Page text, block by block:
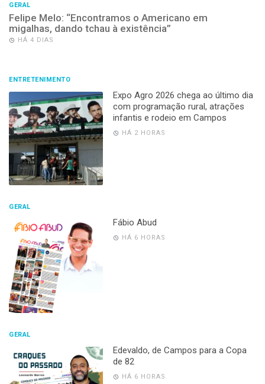
GERAL
Felipe Melo: “Encontramos o Americano em
migalhas, dando tchau à existência”
HÁ 4 DIAS
ENTRETENIMENTO
Expo Agro 2026 chega ao último dia
com programação rural, atrações
infantis e rodeio em Campos
HÁ 2 HORAS
GERAL
Fábio Abud
HÁ 6 HORAS
GERAL
Edevaldo, de Campos para a Copa
de 82
HÁ 6 HORAS